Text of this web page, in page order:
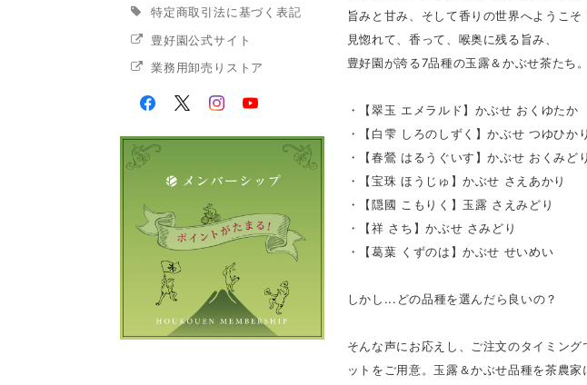
特定商取引法に基づく表記
豊好園公式サイト
業務用卸売りストア
旨みと甘み、そして香りの世界へようこそ
見惚れて、香って、喉奥に残る旨み、
豊好園が誇る7品種の玉露＆かぶせ茶たち。
・【翠玉 エメラルド】かぶせ おくゆたか
・【白雫 しろのしずく】かぶせ つゆひかり
・【春鶯 はるうぐいす】かぶせ おくみどり
・【宝珠 ほうじゅ】かぶせ さえあかり
・【隠國 こもりく】玉露 さえみどり
・【祥 さち】かぶせ さみどり
・【葛葉 くずのは】かぶせ せいめい
しかし...どの品種を選んだら良いの？
そんな声にお応えし、ご注文のタイミン
ットをご用意。玉露＆かぶせ品種を茶農